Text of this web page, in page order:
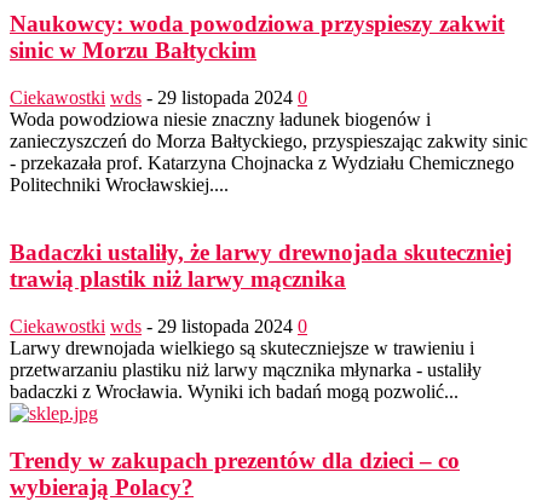
Naukowcy: woda powodziowa przyspieszy zakwit
sinic w Morzu Bałtyckim
Ciekawostki wds - 29 listopada 2024 0
Woda powodziowa niesie znaczny ładunek biogenów i
zanieczyszczeń do Morza Bałtyckiego, przyspieszając zakwity sinic
- przekazała prof. Katarzyna Chojnacka z Wydziału Chemicznego
Politechniki Wrocławskiej....
Badaczki ustaliły, że larwy drewnojada skuteczniej
trawią plastik niż larwy mącznika
Ciekawostki wds - 29 listopada 2024 0
Larwy drewnojada wielkiego są skuteczniejsze w trawieniu i
przetwarzaniu plastiku niż larwy mącznika młynarka - ustaliły
badaczki z Wrocławia. Wyniki ich badań mogą pozwolić...
Trendy w zakupach prezentów dla dzieci – co
wybierają Polacy?